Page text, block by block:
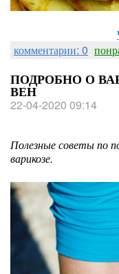
комментарии: 0
ПОДРОБНО О
ВЕН
22-04-2020 09:14
Полезные советы по
варикозе.